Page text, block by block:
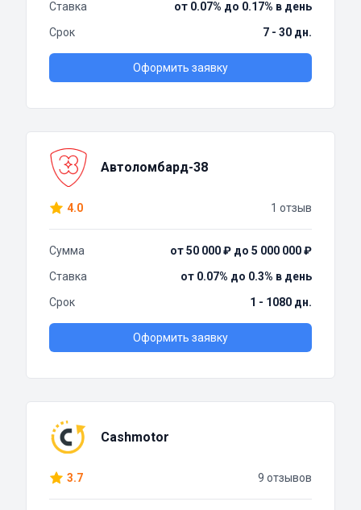
Ставка
от 0.07% до 0.17% в день
Срок
7 - 30 дн.
Оформить заявку
Автоломбард-38
4.0 1 отзыв
Сумма
от 50 000 ₽ до 5 000 000 ₽
Ставка
от 0.07% до 0.3% в день
Срок
1 - 1080 дн.
Оформить заявку
Cashmotor
3.7 9 отзывов